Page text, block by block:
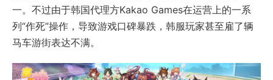
一。不过由于韩国代理方Kakao Games在运营上的一系
列“作死”操作，导致游戏口碑暴跌，韩服玩家甚至雇了辆
马车游街表达不满。